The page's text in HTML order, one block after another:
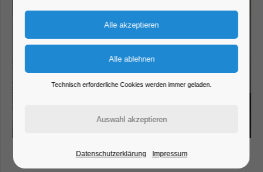
Technisch erforderliche Cookies werden immer geladen.
Datenschutzerklärung Impressum